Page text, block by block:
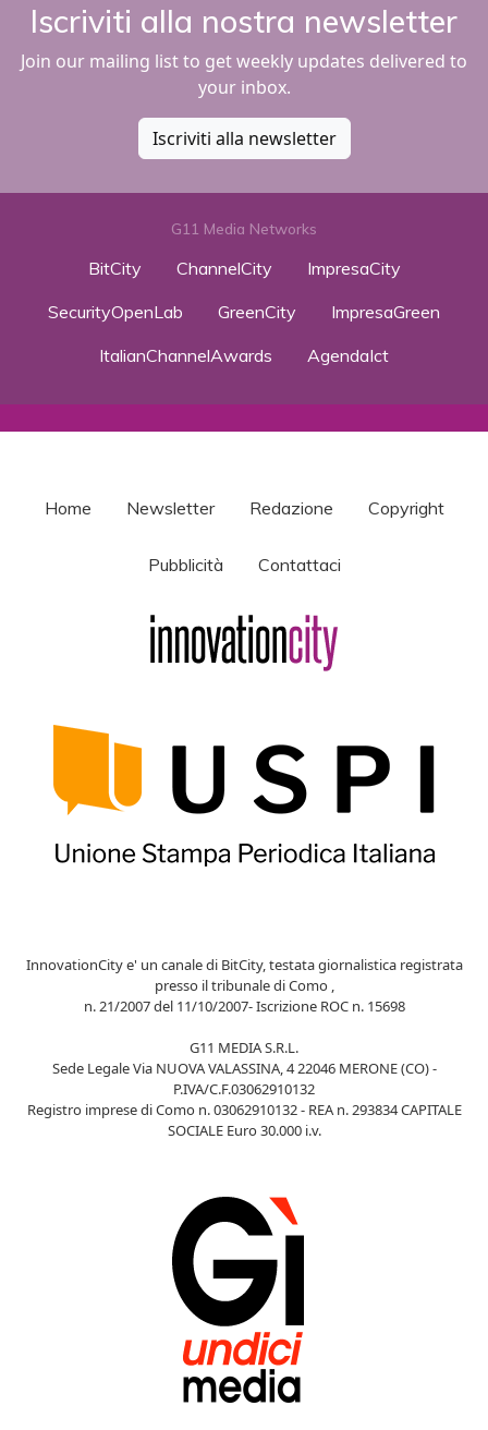
Iscriviti alla nostra newsletter
Join our mailing list to get weekly updates delivered to
your inbox.
Iscriviti alla newsletter
G11 Media Networks
BitCity ChannelCity
ImpresaCity
SecurityOpenLab
GreenCity
ImpresaGreen
ItalianChannelAwards
AgendaIct
Home Newsletter Redazione Copyright
Pubblicità Contattaci
InnovationCity e' un canale di BitCity, testata giornalistica registrata
presso il tribunale di Como ,
n. 21/2007 del 11/10/2007- Iscrizione ROC n. 15698
G11 MEDIA S.R.L.
Sede Legale Via NUOVA VALASSINA, 4 22046 MERONE (CO) -
P.IVA/C.F.03062910132
Registro imprese di Como n. 03062910132 - REA n. 293834 CAPITALE
SOCIALE Euro 30.000 i.v.